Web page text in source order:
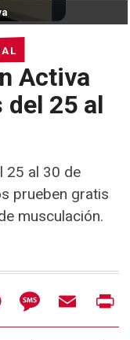
Activa
del 25 al
25 al 30 de
prueben gratis
musculación.
WhatsAppMessageEmail